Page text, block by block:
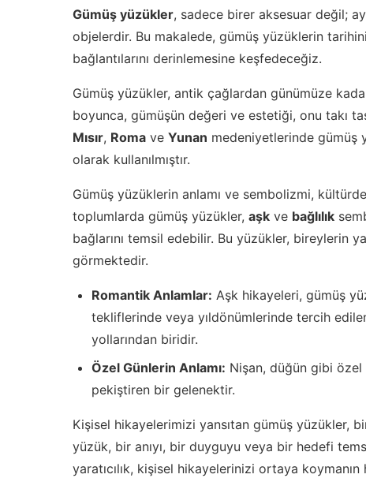
Gümüş yüzükler, sadece birer aksesuar değil;
objelerdir. Bu makalede, gümüş yüzüklerin
bağlantılarını derinlemesine keşfedeceğiz.
Gümüş yüzükler, antik çağlardan günümüze
boyunca, gümüşün değeri ve estetiği, onu takı
Mısır, Roma ve Yunan medeniyetlerinde gümüş
olarak kullanılmıştır.
Gümüş yüzüklerin anlamı ve sembolizmi,
toplumlarda gümüş yüzükler, aşk ve bağlılık
bağlarını temsil edebilir. Bu yüzükler, bireylerin
görmektedir.
Romantik Anlamlar: Aşk hikayeleri, gümüş
tekliflerinde veya yıldönümlerinde tercih
yollarından biridir.
Özel Günlerin Anlamı: Nişan, düğün gibi özel
pekiştiren bir gelenektir.
Kişisel hikayelerimizi yansıtan gümüş yüzükler,
yüzük, bir anıyı, bir duyguyu veya bir hedefi
yaratıcılık, kişisel hikayelerinizi ortaya